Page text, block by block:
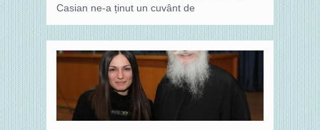
Casian ne-a ținut un cuvânt de